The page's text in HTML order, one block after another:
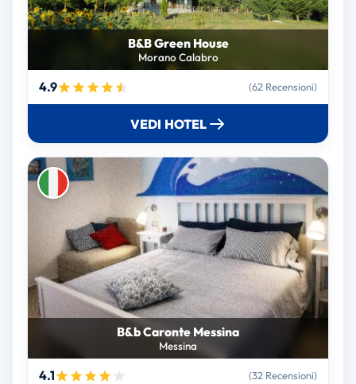
B&B Green House
Morano Calabro
4.9 (62 Recensioni)
VEDI HOTEL
B&b Caronte Messina
Messina
4.1 (32 Recensioni)